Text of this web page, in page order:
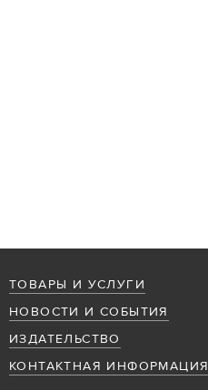
ТОВАРЫ И УСЛУГИ
НОВОСТИ И СОБЫТИЯ
ИЗДАТЕЛЬСТВО
КОНТАКТНАЯ ИНФОРМАЦИЯ